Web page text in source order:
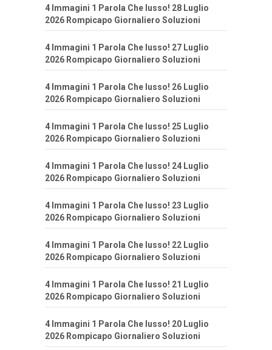
4 Immagini 1 Parola Che lusso! 28 Luglio
2026 Rompicapo Giornaliero Soluzioni
4 Immagini 1 Parola Che lusso! 27 Luglio
2026 Rompicapo Giornaliero Soluzioni
4 Immagini 1 Parola Che lusso! 26 Luglio
2026 Rompicapo Giornaliero Soluzioni
4 Immagini 1 Parola Che lusso! 25 Luglio
2026 Rompicapo Giornaliero Soluzioni
4 Immagini 1 Parola Che lusso! 24 Luglio
2026 Rompicapo Giornaliero Soluzioni
4 Immagini 1 Parola Che lusso! 23 Luglio
2026 Rompicapo Giornaliero Soluzioni
4 Immagini 1 Parola Che lusso! 22 Luglio
2026 Rompicapo Giornaliero Soluzioni
4 Immagini 1 Parola Che lusso! 21 Luglio
2026 Rompicapo Giornaliero Soluzioni
4 Immagini 1 Parola Che lusso! 20 Luglio
2026 Rompicapo Giornaliero Soluzioni